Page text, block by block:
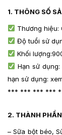
1. THÔNG SỐ
Thương hiệu:
Độ tuổi sử
Khối
Hạn sử
hạn sử dụng:
*** *** *** ***
2. THÀNH
– Sữa bột béo,